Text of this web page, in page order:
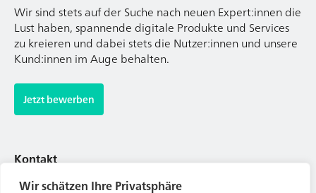
Wir schätzen Ihre Privatsphäre
Jetzt bewerben
Tel. Zentrale: +49 (69) 27273681
E-Mail: kontakt@forwerts.com
60311 Frankfurt am Main
Wir sind stets auf der Suche nach neuen Expert:innen die
Lust haben, spannende digitale Produkte und Services
zu kreieren und dabei stets die Nutzer:innen und unsere
Kund:innen im Auge behalten.
Jetzt bewerben
Kontakt
Tel. Zentrale: +49 (69) 27273681